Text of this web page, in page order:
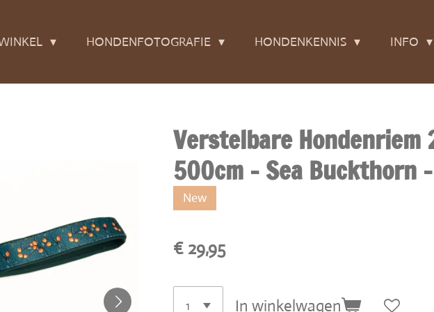
HONDENFOTOGRAFIE HONDENKENNIS INFO
Verstelbare Hondenriem
500cm - Sea Buckthorn -
New
€ 29,95
In winkelwagen